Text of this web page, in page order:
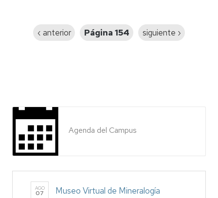
Página
‹ anterior Página 154
Siguiente
siguiente ›
Agenda del Campus
AGO
07 Museo Virtual de Mineralogía